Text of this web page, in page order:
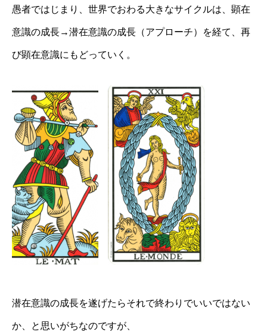
愚者ではじまり、世界でおわる大きなサイクルは、顕在
意識の成長→潜在意識の成長（アプローチ）を経て、再
び顕在意識にもどっていく。
潜在意識の成長を遂げたらそれで終わりでいいではない
か、と思いがちなのですが、